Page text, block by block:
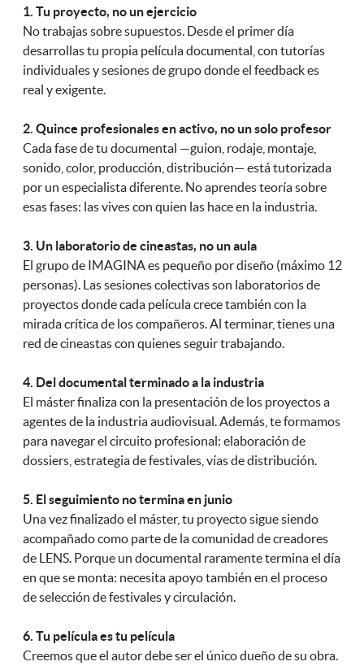
1. Tu proyecto, no un ejercicio
No trabajas sobre supuestos. Desde el primer día
desarrollas tu propia película documental, con tutorías
individuales y sesiones de grupo donde el feedback es
real y exigente.
2. Quince profesionales en activo, no un solo profesor
Cada fase de tu documental —guion, rodaje, montaje,
sonido, color, producción, distribución— está tutorizada
por un especialista diferente. No aprendes teoría sobre
esas fases: las vives con quien las hace en la industria.
3. Un laboratorio de cineastas, no un aula
El grupo de IMAGINA es pequeño por diseño (máximo 12
personas). Las sesiones colectivas son laboratorios de
proyectos donde cada película crece también con la
mirada crítica de los compañeros. Al terminar, tienes una
red de cineastas con quienes seguir trabajando.
4. Del documental terminado a la industria
El máster finaliza con la presentación de los proyectos a
agentes de la industria audiovisual. Además, te formamos
para navegar el circuito profesional: elaboración de
dossiers, estrategia de festivales, vías de distribución.
5. El seguimiento no termina en junio
Una vez finalizado el máster, tu proyecto sigue siendo
acompañado como parte de la comunidad de creadores
de LENS. Porque un documental raramente termina el día
en que se monta: necesita apoyo también en el proceso
de selección de festivales y circulación.
6. Tu película es tu película
Creemos que el autor debe ser el único dueño de su obra.